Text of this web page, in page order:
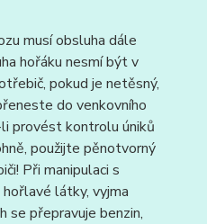
musí obsluha dále
hořáku nesmí být v
pokud je netěsný,
do venkovního
provést kontrolu úniků
použijte pěnotvorný
Při manipulaci s
látky, vyjma
se přepravuje benzin,